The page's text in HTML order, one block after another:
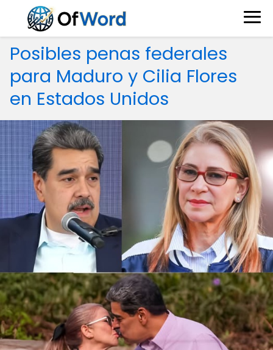
Posibles penas federales
para Maduro y Cilia Flores
en Estados Unidos